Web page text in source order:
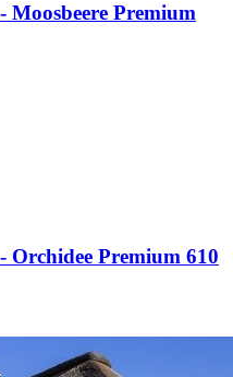
Moosbeere Premium
Orchidee Premium 610